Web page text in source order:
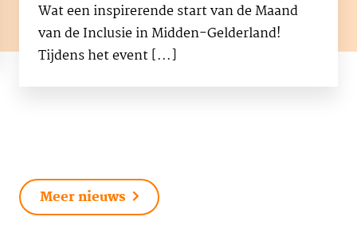
Wat een inspirerende start van de Maand
van de Inclusie in Midden-Gelderland!
Tijdens het event [...]
Meer nieuws